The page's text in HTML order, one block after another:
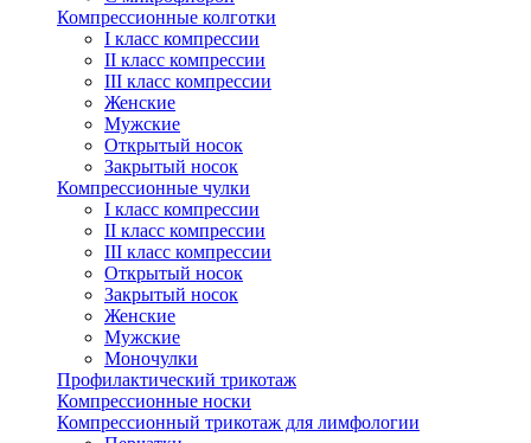
Компрессионные колготки
I класс компрессии
II класс компрессии
III класс компрессии
Женские
Мужские
Открытый носок
Закрытый носок
Компрессионные чулки
I класс компрессии
II класс компрессии
III класс компрессии
Открытый носок
Закрытый носок
Женские
Мужские
Моночулки
Профилактический трикотаж
Компрессионные носки
Компрессионный трикотаж для лимфологии